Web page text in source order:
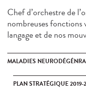
Chef d’orchestre de
nombreuses fonctions
langage et de nos
MALADIES
PLAN STRATÉGIQUE 2019-